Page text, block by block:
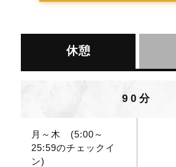
休憩
90分
月～木 (5:00～
25:59のチェックイ
ン)